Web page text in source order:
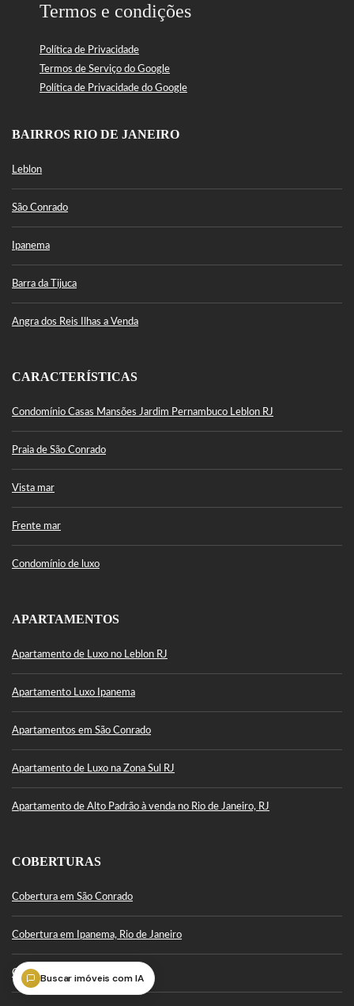
Termos e condições
Política de Privacidade
Termos de Serviço do Google
Política de Privacidade do Google
BAIRROS RIO DE JANEIRO
Leblon
São Conrado
Ipanema
Barra da Tijuca
Angra dos Reis Ilhas a Venda
CARACTERÍSTICAS
Condomínio Casas Mansões Jardim Pernambuco Leblon RJ
Praia de São Conrado
Vista mar
Frente mar
Condomínio de luxo
APARTAMENTOS
Apartamento de Luxo no Leblon RJ
Apartamento Luxo Ipanema
Apartamentos em São Conrado
Apartamento de Luxo na Zona Sul RJ
Apartamento de Alto Padrão à venda no Rio de Janeiro, RJ
COBERTURAS
Cobertura em São Conrado
Cobertura em Ipanema, Rio de Janeiro
Cobertura Leblon
Buscar imóveis com IA